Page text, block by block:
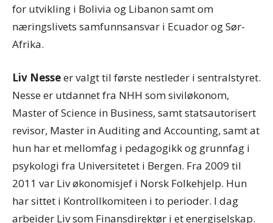
for utvikling i Bolivia og Libanon samt om
næringslivets samfunnsansvar i Ecuador og Sør-
Afrika.
Liv Nesseer valgt til første nestleder i sentralstyret.
Nesse er utdannet fra NHH som siviløkonom,
Master of Science in Business, samt statsautorisert
revisor, Master in Auditing and Accounting, samt at
hun har et mellomfag i pedagogikk og grunnfag i
psykologi fra Universitetet i Bergen. Fra 2009 til
2011 var Liv økonomisjef i Norsk Folkehjelp. Hun
har sittet i Kontrollkomiteen i to perioder. I dag
arbeider Liv som Finansdirektør i et energiselskap.